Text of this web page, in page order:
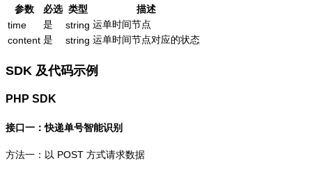
参数 必选 类型
描述
time
是 string 运单时间节点
content 是 string 运单时间节点对应的状态
SDK 及代码示例
PHP SDK
接口一：快递单号智能识别
方法一：以 POST 方式请求数据